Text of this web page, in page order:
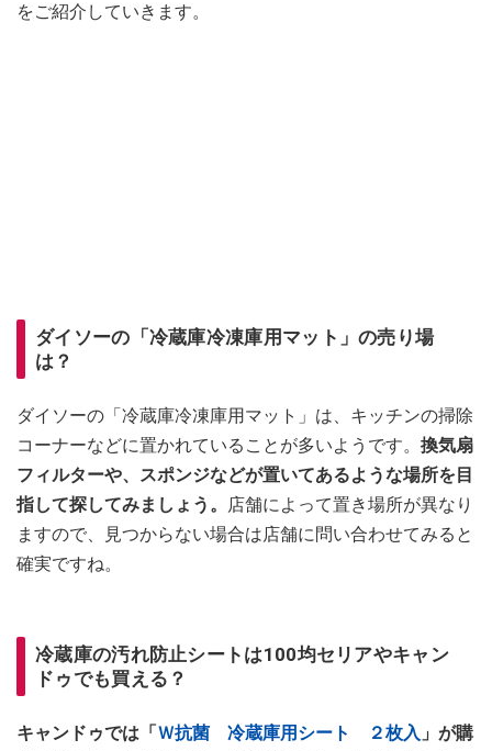
をご紹介していきます。
ダイソーの「冷蔵庫冷凍庫用マット」の売り場
は？
ダイソーの「冷蔵庫冷凍庫用マット」は、キッチンの掃除
コーナーなどに置かれていることが多いようです。 換気扇
フィルターや、スポンジなどが置いてあるような場所を目
指して探してみましょう。
店舗によって置き場所が異なり
ますので、見つからない場合は店舗に問い合わせてみると
確実ですね。
冷蔵庫の汚れ防止シートは100均セリアやキャン
ドゥでも買える？
キャンドゥでは「Ｗ抗菌 冷蔵庫用シート ２枚入 」が購